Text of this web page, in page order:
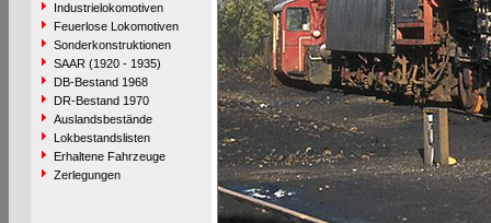
Industrielokomotiven
Feuerlose Lokomotiven
Sonderkonstruktionen
SAAR (1920 - 1935)
DB-Bestand 1968
DR-Bestand 1970
Auslandsbestände
Lokbestandslisten
Erhaltene Fahrzeuge
Zerlegungen